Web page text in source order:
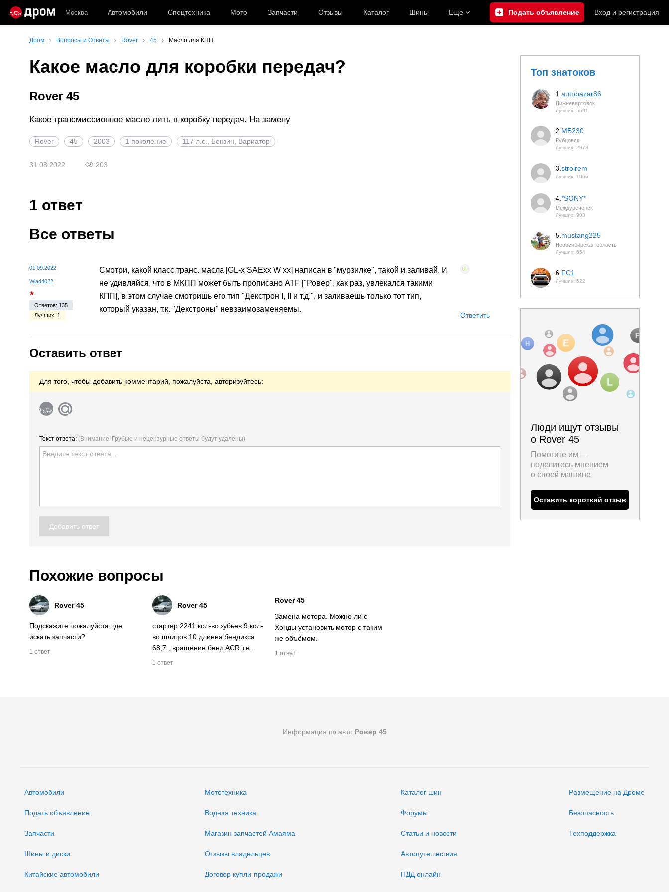
Москва Автомобили Спецтехника Мото Запчасти Отзывы Каталог Шины Еще Подать объявление Вход и регистрация
Дром Вопросы и Ответы Rover 45 Масло для КПП
Какое масло для коробки передач?
Rover 45
Какое трансмиссионное масло лить в коробку передач. На замену
Rover 45 2003 1 поколение 117 л.с., Бензин, Вариатор
31.08.2022 203
1 ответ
Все ответы
01.09.2022
Wlad4022
Ответов: 135
Лучших: 1
Смотри, какой класс транс. масла [GL-х SAEхх W хх] написан в "мурзилке", такой и заливай. И
не удивляйся, что в МКПП может быть прописано ATF ["Ровер", как раз, увлекался такими
КПП], в этом случае смотришь его тип "Декстрон I, II и т.д.", и заливаешь только тот тип,
который указан, т.к. "Декстроны" невзаимозаменяемы.
Ответить
Оставить ответ
Для того, чтобы добавить комментарий, пожалуйста, авторизуйтесь:
Текст ответа: (Внимание! Грубые и нецензурные ответы будут удалены)
Добавить ответ
Похожие вопросы
Rover 45
Подскажите пожалуйста, где
искать запчасти?
1 ответ
Rover 45
стартер 2241,кол-во зубьев 9,кол-
во шлицов 10,длинна бендикса
68,7 , вращение бенд ACR т.е.
1 ответ
Rover 45
Замена мотора. Можно ли с
Хонды установить мотор с таким
же объёмом.
1 ответ
Топ знатоков
1. autobazar86
Нижневартовск
Лучших: 5691
2. МБ230
Рубцовск
Лучших: 2978
3. stroirem
Лучших: 1066
4. *SONY*
Междуреченск
Лучших: 903
5. mustang225
Новосибирская область
Лучших: 654
6. FC1
Лучших: 522
Люди ищут отзывы
о Rover 45
Помогите им —
поделитесь мнением
о своей машине
Оставить короткий отзыв
Информация по авто Ровер 45
Автомобили
Подать объявление
Запчасти
Шины и диски
Китайские автомобили
Мототехника
Водная техника
Магазин запчастей Амаяма
Отзывы владельцев
Договор купли-продажи
Каталог шин
Форумы
Статьи и новости
Автопутешествия
ПДД онлайн
Размещение на Дроме
Безопасность
Техподдержка